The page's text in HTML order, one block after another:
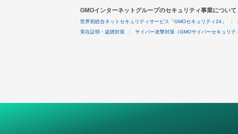
GMOインターネットグループのセキュリティ事業について
世界初総合ネットセキュリティサービス「GMOセキュリティ24」
実在証明・盗聴対策 サイバー攻撃対策（GMOサイバーセキュリテ